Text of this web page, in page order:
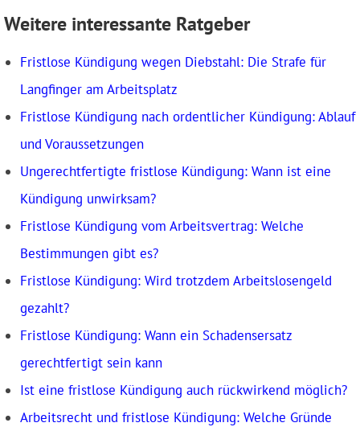
Weitere interessante Ratgeber
Fristlose Kündigung wegen Diebstahl: Die Strafe für
Langfinger am Arbeitsplatz
Fristlose Kündigung nach ordentlicher Kündigung: Ablauf
und Voraussetzungen
Ungerechtfertigte fristlose Kündigung: Wann ist eine
Kündigung unwirksam?
Fristlose Kündigung vom Arbeitsvertrag: Welche
Bestimmungen gibt es?
Fristlose Kündigung: Wird trotzdem Arbeitslosengeld
gezahlt?
Fristlose Kündigung: Wann ein Schadensersatz
gerechtfertigt sein kann
Ist eine fristlose Kündigung auch rückwirkend möglich?
Arbeitsrecht und fristlose Kündigung: Welche Gründe